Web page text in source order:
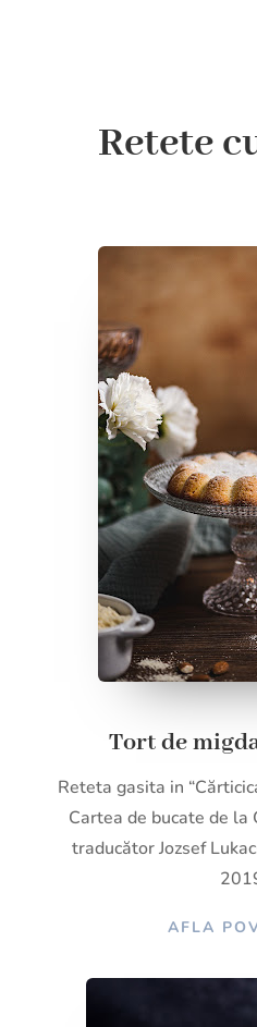
Retete
Tort de
Reteta gasita in “
Cartea de bucate de
traducător Jozsef
AFLA